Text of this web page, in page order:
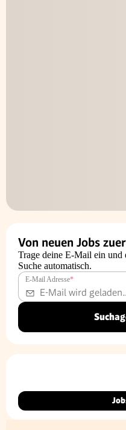
Von neuen Jobs
Trage deine E-Mail ein und
Suche automatisch.
E-Mail Adresse*